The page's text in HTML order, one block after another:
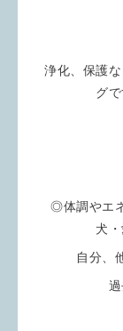
浄化、保護
グ
◎体調やエ
犬
自分、